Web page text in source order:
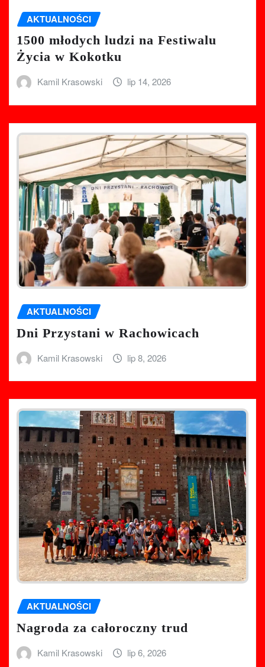
AKTUALNOŚCI
1500 młodych ludzi na Festiwalu
Życia w Kokotku
Kamil Krasowski lip 14, 2026
AKTUALNOŚCI
Dni Przystani w Rachowicach
Kamil Krasowski lip 8, 2026
AKTUALNOŚCI
Nagroda za całoroczny trud
Kamil Krasowski lip 6, 2026